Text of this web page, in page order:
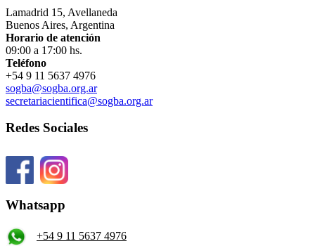
Lamadrid 15, Avellaneda
Buenos Aires, Argentina
Horario de atención
09:00 a 17:00 hs.
Teléfono
+54 9 11 5637 4976
sogba@sogba.org.ar
secretariacientifica@sogba.org.ar
Redes Sociales
Whatsapp
+54 9 11 5637 4976